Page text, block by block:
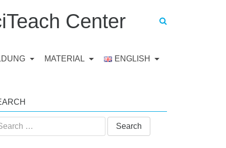
Center
MATERIAL ENGLISH